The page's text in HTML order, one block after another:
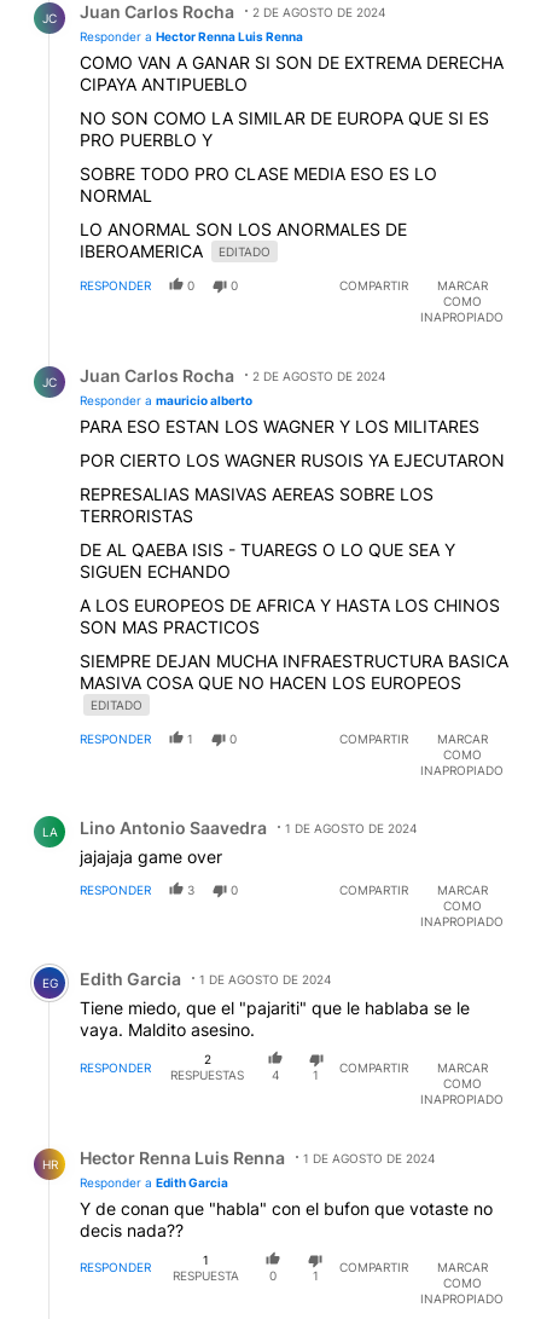
JC Juan Carlos Rocha
2 DE AGOSTO DE 2024
Responder a Hector Renna Luis Renna
COMO VAN A GANAR SI SON DE EXTREMA DERECHA
CIPAYA ANTIPUEBLO
NO SON COMO LA SIMILAR DE EUROPA QUE SI ES
PRO PUERBLO Y
SOBRE TODO PRO CLASE MEDIA ESO ES LO
NORMAL
LO ANORMAL SON LOS ANORMALES DE
IBEROAMERICA
EDITADO
RESPONDER 0 0 COMPARTIR
MARCAR
COMO
INAPROPIADO
JC Juan Carlos Rocha
2 DE AGOSTO DE 2024
Responder a mauricio alberto
PARA ESO ESTAN LOS WAGNER Y LOS MILITARES
POR CIERTO LOS WAGNER RUSOIS YA EJECUTARON
REPRESALIAS MASIVAS AEREAS SOBRE LOS
TERRORISTAS
DE AL QAEBA ISIS - TUAREGS O LO QUE SEA Y
SIGUEN ECHANDO
A LOS EUROPEOS DE AFRICA Y HASTA LOS CHINOS
SON MAS PRACTICOS
SIEMPRE DEJAN MUCHA INFRAESTRUCTURA BASICA
MASIVA COSA QUE NO HACEN LOS EUROPEOS
EDITADO
RESPONDER 1 0 COMPARTIR
MARCAR
COMO
INAPROPIADO
LA Lino Antonio Saavedra 1 DE AGOSTO DE 2024
jajajaja game over
RESPONDER 3 0 COMPARTIR
MARCAR
COMO
INAPROPIADO
Comentario de Edith Garcia.
EG Edith Garcia 1 DE AGOSTO DE 2024
Tiene miedo, que el "pajariti" que le hablaba se le
vaya. Maldito asesino.
RESPONDER
2
RESPUESTAS
4 1
COMPARTIR
MARCAR
COMO
INAPROPIADO
HR Hector Renna Luis Renna
1 DE AGOSTO DE 2024
Responder a Edith Garcia
Y de conan que "habla" con el bufon que votaste no
decis nada??
RESPONDER
1
RESPUESTA
0 1
COMPARTIR
MARCAR
COMO
INAPROPIADO